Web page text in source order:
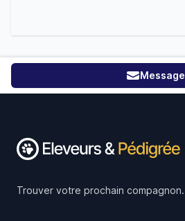
Message
Trouver votre prochain compagnon.